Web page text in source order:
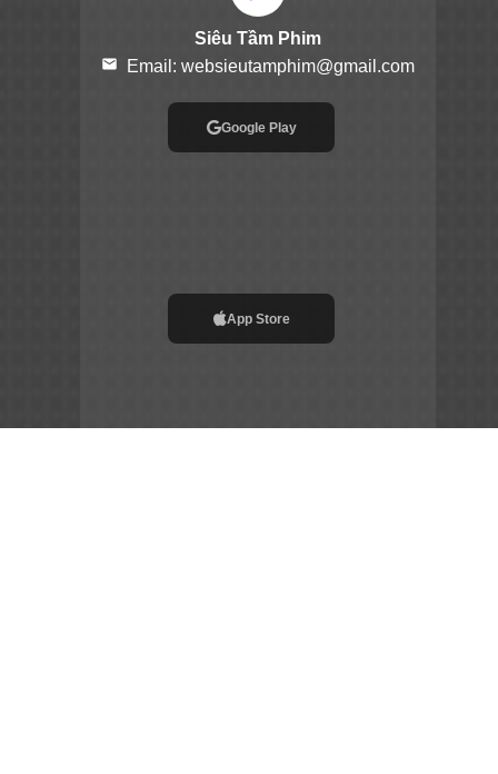
Siêu Tầm Phim
email Email: websieutamphim@gmail.com
Google Play
App Store